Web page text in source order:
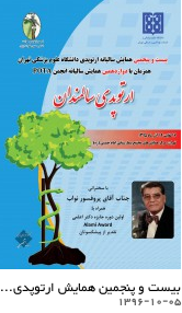
بیست و پنجمین همایش ارتوپدی...
1396-10-05